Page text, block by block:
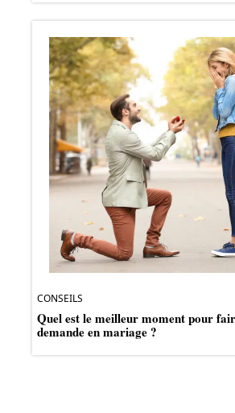
CONSEILS
Quel est le meilleur moment pour
demande en mariage ?